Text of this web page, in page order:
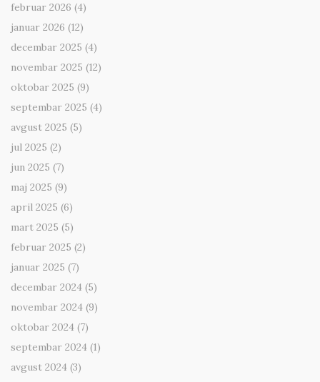
februar 2026 (4)
januar 2026 (12)
decembar 2025 (4)
novembar 2025 (12)
oktobar 2025 (9)
septembar 2025 (4)
avgust 2025 (5)
jul 2025 (2)
jun 2025 (7)
maj 2025 (9)
april 2025 (6)
mart 2025 (5)
februar 2025 (2)
januar 2025 (7)
decembar 2024 (5)
novembar 2024 (9)
oktobar 2024 (7)
septembar 2024 (1)
avgust 2024 (3)